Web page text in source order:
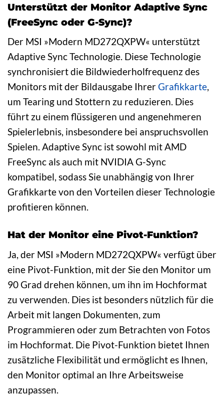
Unterstützt der Monitor Adaptive Sync
(FreeSync oder G-Sync)?
Der MSI »Modern MD272QXPW« unterstützt
Adaptive Sync Technologie. Diese Technologie
synchronisiert die Bildwiederholfrequenz des
Monitors mit der Bildausgabe IhrerGrafikkarte,
um Tearing und Stottern zu reduzieren. Dies
führt zu einem flüssigeren und angenehmeren
Spielerlebnis, insbesondere bei anspruchsvollen
Spielen. Adaptive Sync ist sowohl mit AMD
FreeSync als auch mit NVIDIA G-Sync
kompatibel, sodass Sie unabhängig von Ihrer
Grafikkarte von den Vorteilen dieser Technologie
profitieren können.
Hat der Monitor eine Pivot-Funktion?
Ja, der MSI »Modern MD272QXPW« verfügt über
eine Pivot-Funktion, mit der Sie den Monitor um
90 Grad drehen können, um ihn im Hochformat
zu verwenden. Dies ist besonders nützlich für die
Arbeit mit langen Dokumenten, zum
Programmieren oder zum Betrachten von Fotos
im Hochformat. Die Pivot-Funktion bietet Ihnen
zusätzliche Flexibilität und ermöglicht es Ihnen,
den Monitor optimal an Ihre Arbeitsweise
anzupassen.